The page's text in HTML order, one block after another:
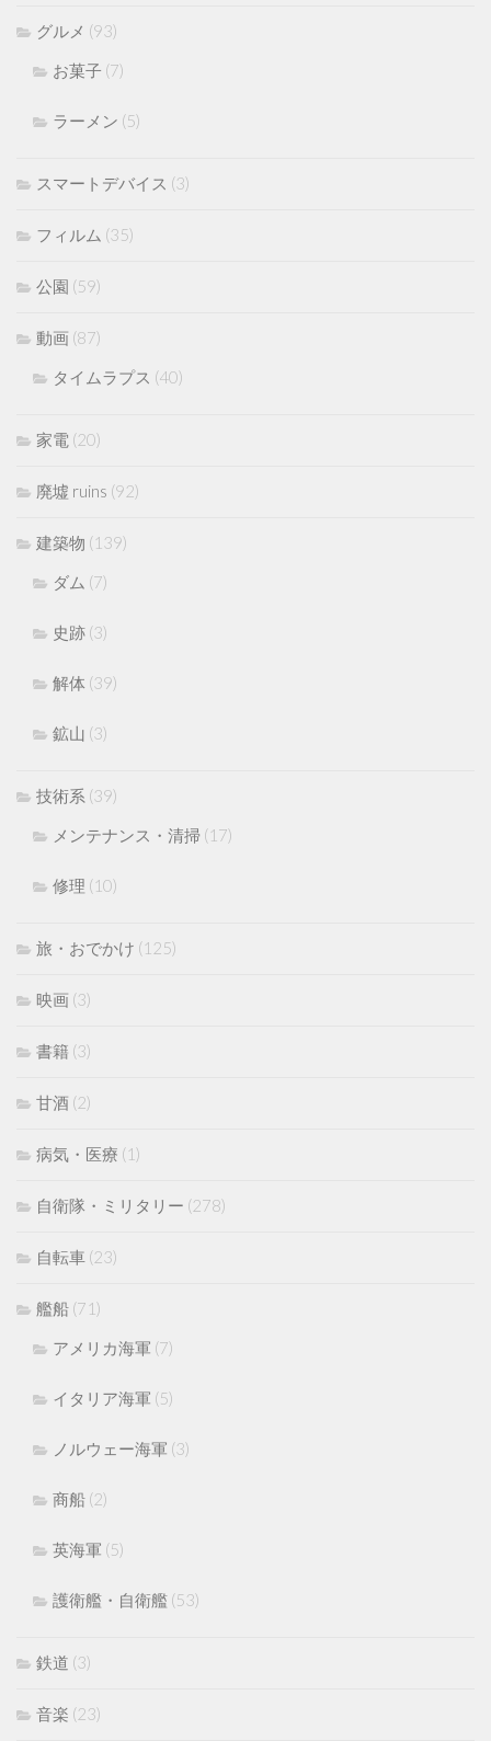
グルメ (93)
お菓子 (7)
ラーメン (5)
スマートデバイス (3)
フィルム (35)
公園 (59)
動画 (87)
タイムラプス (40)
家電 (20)
廃墟 ruins (92)
建築物 (139)
ダム (7)
史跡 (3)
解体 (39)
鉱山 (3)
技術系 (39)
メンテナンス・清掃 (17)
修理 (10)
旅・おでかけ (125)
映画 (3)
書籍 (3)
甘酒 (2)
病気・医療 (1)
自衛隊・ミリタリー (278)
自転車 (23)
艦船 (71)
アメリカ海軍 (7)
イタリア海軍 (5)
ノルウェー海軍 (3)
商船 (2)
英海軍 (5)
護衛艦・自衛艦 (53)
鉄道 (3)
音楽 (23)